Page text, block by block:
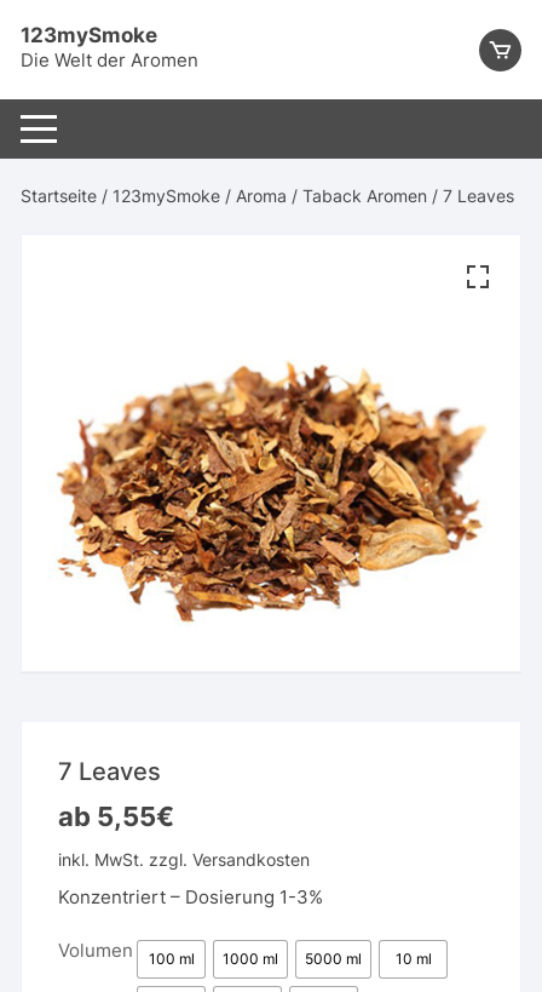
content
123mySmoke
Die Welt der Aromen
Startseite / 123mySmoke / Aroma /Taback Aromen / 7 Leaves
7 Leaves
ab 5,55€
inkl. MwSt. zzgl.Versandkosten
Konzentriert – Dosierung 1-3%
Volumen 100 ml 1000 ml 5000 ml 10 ml